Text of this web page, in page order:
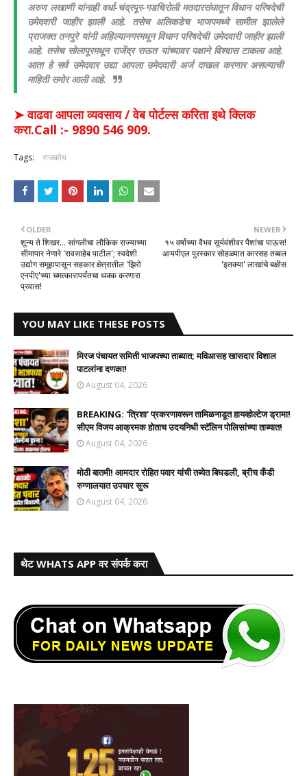
अरुण लखाणी यांनाही वर्धा-चंद्रपूर-गडचिरोली मतदारसंघातून विधान परिषदेची
उमेदवारी जाहीर झाली आहे. तसेच अलिकडेच भाजपमध्ये सामील झालेले
प्राजक्त तनपुरे यांनी अहिल्यानगरमधून विधान परिषदेची उमेदवारी जाहीर झाली
आहे. तसेच सोलापूरमधून राजेंद्र राऊत यांच्यावर पक्षाने विश्वास टाकला आहे.
आता हे सर्व उमेदवार उद्या आपला उमेदवारी अर्ज दाखल करणार असल्याची
माहिती समोर आली आहे.
➤ वाढवा आपला व्यवसाय / वेब पोर्टल्स करिता इथे क्लिक
करा.Call :- 9890 546 909.
Tags: राजकीय
NEWER
​१५ वर्षांच्या वैभव सूर्यवंशीवर पैशांचा पाऊस!
आयपीएल पुरस्कार सोहळ्यात कारसह तब्बल
'इतक्या' लाखांचे बक्षीस
OLDER
शून्य ते शिखर... सांगलीचा लौकिक राज्याच्या
सीमापार नेणारे 'रावसाहेब पाटील'; स्वदेशी
उद्योग समूहापासून सहकार क्षेत्रातील 'झिरो
एनपीए'च्या चमत्कारापर्यंतचा थक्क करणारा
प्रवास!
YOU MAY LIKE THESE POSTS
मिरज पंचायत समिती भाजपच्या ताब्यात; मविआसह खासदार विशाल
पाटलांना दणका!
August 04, 2026
BREAKING: 'त्रिशा' प्रकरणावरून तामिळनाडूत हायव्होल्टेज ड्रामा!
सीएम विजय आक्रमक होताच उदयनिधी स्टॅलिन पोलिसांच्या ताब्यात!
August 04, 2026
मोठी बातमी! आमदार रोहित पवार यांची तब्येत बिघडली, ब्रीच कँडी
रुग्णालयात उपचार सुरू
August 04, 2026
थेट WHATS APP वर संपर्क करा